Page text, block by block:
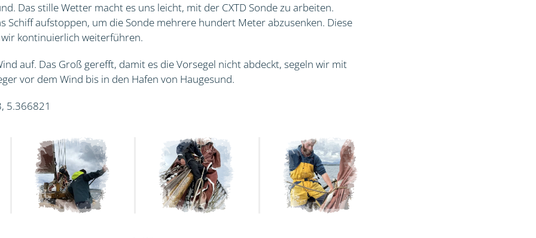
Das stille Wetter macht es uns leicht, mit der CXTD Sonde zu arbeiten.
Schiff aufstoppen, um die Sonde mehrere hundert Meter abzusenken. Diese
kontinuierlich weiterführen.
auf. Das Groß gerefft, damit es die Vorsegel nicht abdeckt, segeln wir mit
vor dem Wind bis in den Hafen von Haugesund.
5.366821